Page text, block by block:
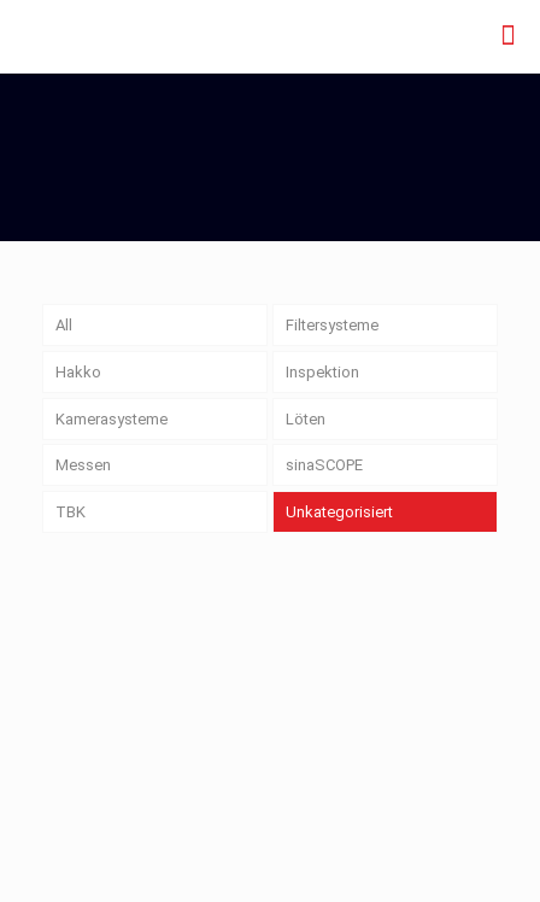
All Filtersysteme
Hakko Inspektion
Kamerasysteme Löten
Messen sinaSCOPE
TBK Unkategorisiert